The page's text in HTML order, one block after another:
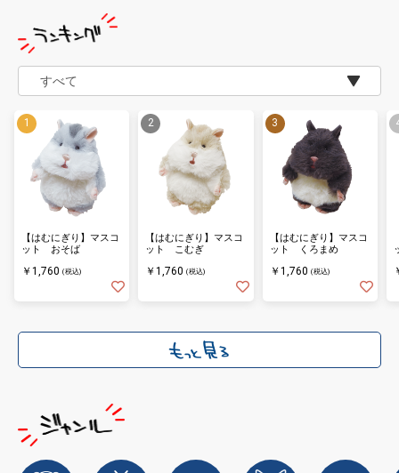
【はむにぎり】マスコ
ット おそば
￥1,760 (税込)
【はむにぎり】マスコ
ット こむぎ
￥1,760 (税込)
【はむにぎり】マスコ
ット くろまめ
￥1,760 (税込)